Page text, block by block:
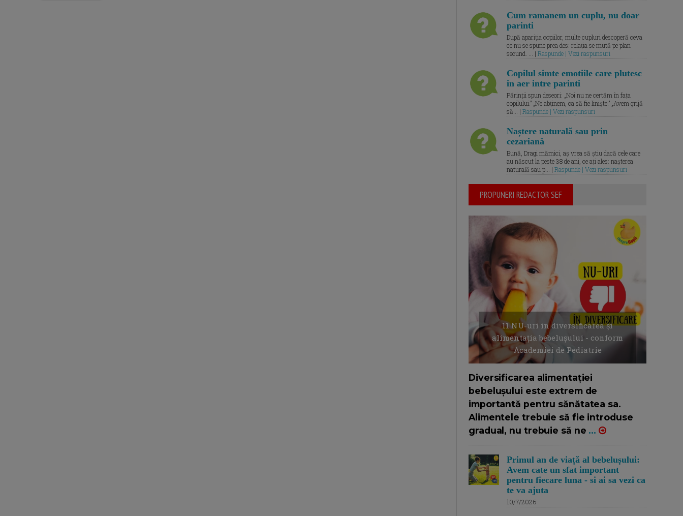
Cum ramanem un cuplu, nu doar
parinti
După apariția copiilor, multe cupluri descoperă ceva
ce nu se spune prea des: relația se mută pe plan
secund. ... | Raspunde | Vezi raspunsuri
Copilul simte emotiile care plutesc
in aer intre parinti
Părinții spun deseori: „Noi nu ne certăm în fața
copilului.” „Ne abținem, ca să fie liniște.” „Avem grijă
să... | Raspunde | Vezi raspunsuri
Naștere naturală sau prin
cezariană
Bună, Dragi mămici, aș vrea să știu dacă cele care
au născut la peste 38 de ani, ce ați ales: nașterea
naturală sau p... | Raspunde | Vezi raspunsuri
PROPUNERI REDACTOR SEF
11 NU-uri in diversificarea și
alimentația bebelușului - conform
Academiei de Pediatrie
Diversificarea alimentației
bebelușului este extrem de
importantă pentru sănătatea sa.
Alimentele trebuie să fie introduse
gradual, nu trebuie să ne ...
Primul an de viață al bebelușului:
Avem cate un sfat important
pentru fiecare luna - si ai sa vezi ca
te va ajuta
10/7/2026